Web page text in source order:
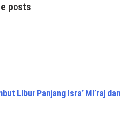
posts
Libur Panjang Isra’ Mi’raj dan